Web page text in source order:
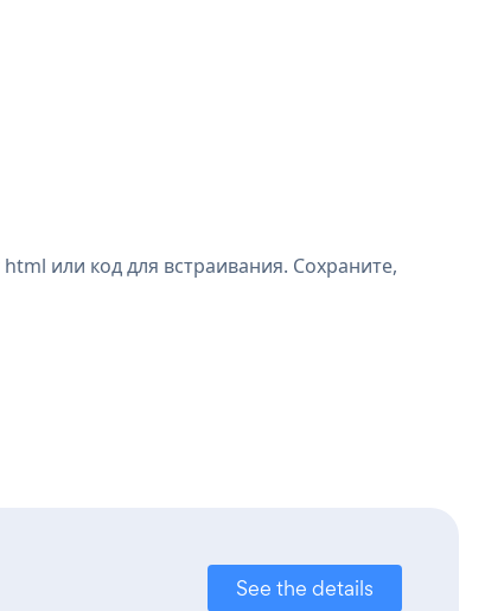
или код для встраивания. Сохраните,
See the details